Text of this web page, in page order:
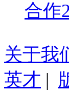
合作
关于我
英才 |